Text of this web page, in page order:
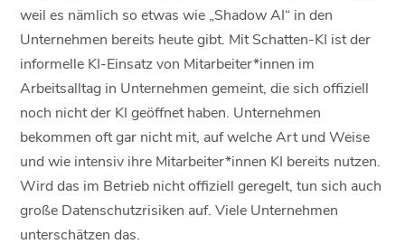
weil es nämlich so etwas wie „Shadow AI“ in den
Unternehmen bereits heute gibt. Mit Schatten-KI ist der
informelle KI-Einsatz von Mitarbeiter*innen im
Arbeitsalltag in Unternehmen gemeint, die sich offiziell
noch nicht der KI geöffnet haben. Unternehmen
bekommen oft gar nicht mit, auf welche Art und Weise
und wie intensiv ihre Mitarbeiter*innen KI bereits nutzen.
Wird das im Betrieb nicht offiziell geregelt, tun sich auch
große Datenschutzrisiken auf. Viele Unternehmen
unterschätzen das.